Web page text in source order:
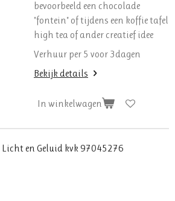
bevoorbeeld een chocolade
"fontein" of tijdens een koffie tafel
high tea of ander creatief idee
Verhuur per 5 voor 3dagen
Bekijk details
In winkelwagen
en Geluid kvk 97045276